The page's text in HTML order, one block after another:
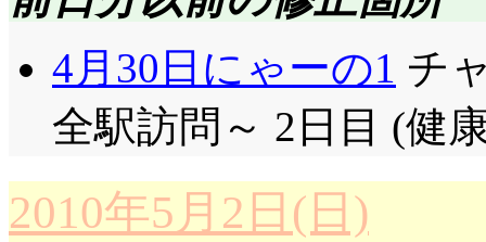
4月30日にゃーの1 チ
全駅訪問～ 2日目 (健
2010年5月2日(日)